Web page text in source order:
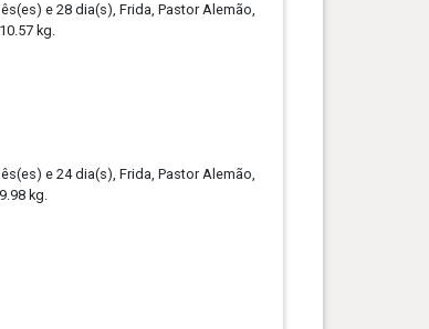
e 28 dia(s), Frida, Pastor Alemão,
kg.
e 24 dia(s), Frida, Pastor Alemão,
kg.